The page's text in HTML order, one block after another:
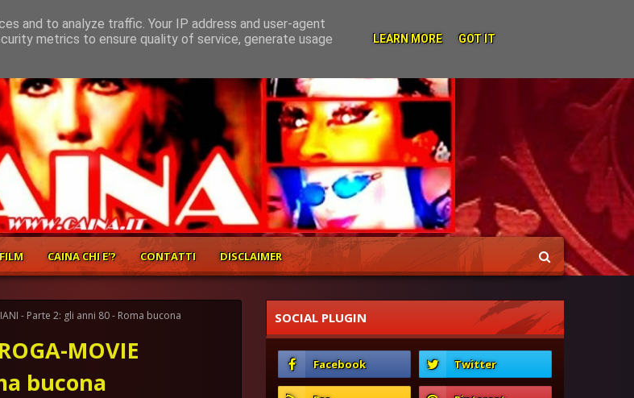
CAINA CHI E'? CONTATTI DISCLAIMER
- Parte 2: gli anni 80 - Roma bucona
MOVIE
bucona
SOCIAL PLUGIN
and to analyze traffic. Your IP address and user-agent
metrics to ensure quality of service, generate usage
LEARN MORE GOT IT